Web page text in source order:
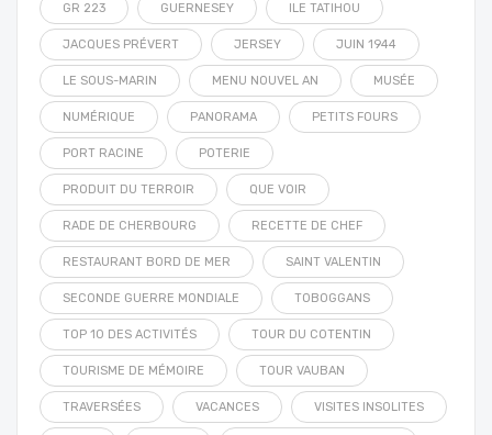
GR 223 GUERNESEY ILE TATIHOU
JACQUES PRÉVERT JERSEY JUIN 1944
LE SOUS-MARIN MENU NOUVEL AN MUSÉE
NUMÉRIQUE PANORAMA PETITS FOURS
PORT RACINE POTERIE
PRODUIT DU TERROIR QUE VOIR
RADE DE CHERBOURG RECETTE DE CHEF
RESTAURANT BORD DE MER SAINT VALENTIN
SECONDE GUERRE MONDIALE TOBOGGANS
TOP 10 DES ACTIVITÉS TOUR DU COTENTIN
TOURISME DE MÉMOIRE TOUR VAUBAN
TRAVERSÉES VACANCES VISITES INSOLITES